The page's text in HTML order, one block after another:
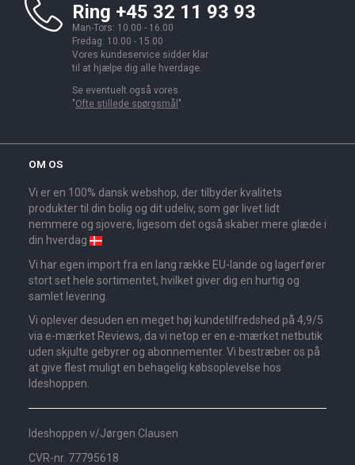
Ring +45 32 11 93 93
Man-Tors: 10.00 - 16.00
Fredag: 10.00 - 15.00
Vores kundeservice sidder klar
til at hjælpe dig alle hverdage.
Se eventuelt også vores
"Ofte stillede spørgsmål ".
OM OS
Vi er en 100% dansk webshop, der tilbyder kvalitets
produkter til din bolig og dit udeliv, som gør livet lidt
nemmere og sjovere, ligesom det også skaber mere glæde i
din hverdag
Vi har egen import fra en lang række EU-lande og lagerfører
stort set hele sortimentet, hvilket giver dig en hurtig og
samlet levering.
Vi oplever desuden en meget høj kundetilfredshed på 4,9/5
via e-mærket Reviews, da vi netop er en e-mærket netbutik
uden skjulte gebyrer og abonnementer. Vi bestræber os på
at give flest muligt en behagelig købsoplevelse hos
Ideshoppen.
Ideshoppen v/Jørgen Clausen
CVR-nr. 77795618